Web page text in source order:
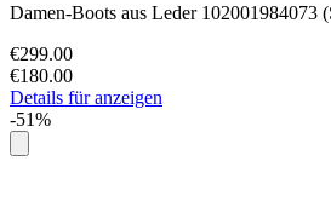
Damen-Boots aus Leder 102001984073
€299.00
€180.00
Details für anzeigen
-51%